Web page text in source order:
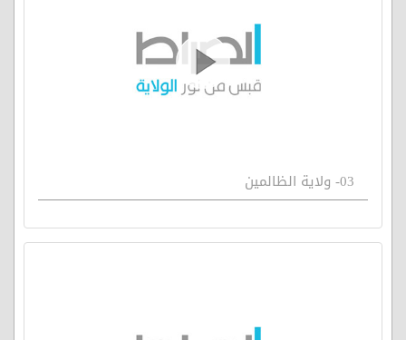
03- ولاية الظالمين